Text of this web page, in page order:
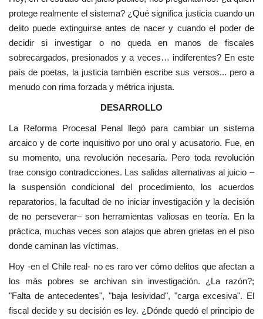
protege realmente el sistema? ¿Qué significa justicia cuando un
delito puede extinguirse antes de nacer y cuando el poder de
decidir si investigar o no queda en manos de fiscales
sobrecargados, presionados y a veces… indiferentes? En este
país de poetas, la justicia también escribe sus versos... pero a
menudo con rima forzada y métrica injusta.
DESARROLLO
La Reforma Procesal Penal llegó para cambiar un sistema
arcaico y de corte inquisitivo por uno oral y acusatorio. Fue, en
su momento, una revolución necesaria. Pero toda revolución
trae consigo contradicciones. Las salidas alternativas al juicio –
la suspensión condicional del procedimiento, los acuerdos
reparatorios, la facultad de no iniciar investigación y la decisión
de no perseverar– son herramientas valiosas en teoría. En la
práctica, muchas veces son atajos que abren grietas en el piso
donde caminan las víctimas.
Hoy -en el Chile real- no es raro ver cómo delitos que afectan a
los más pobres se archivan sin investigación. ¿La razón?;
"Falta de antecedentes", "baja lesividad", "carga excesiva". El
fiscal decide y su decisión es ley. ¿Dónde quedó el principio de